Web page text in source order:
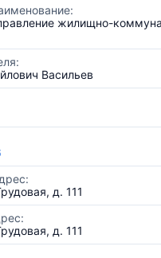
жилищно-
Васильев
д. 111
д. 111